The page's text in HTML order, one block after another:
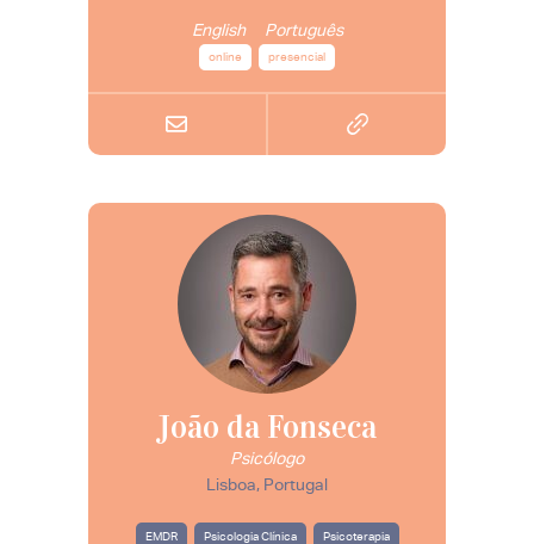
English Português
online presencial
João da Fonseca
Psicólogo
Lisboa, Portugal
EMDR Psicologia Clínica Psicoterapia